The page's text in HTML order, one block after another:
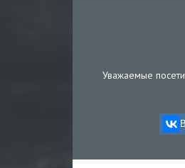
Уважаемые